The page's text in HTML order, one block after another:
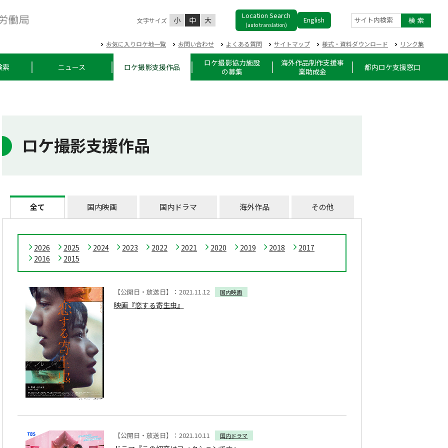
文字サイズ 小 中 大 Location Search
(auto translation)
English サイト内検索
お気に入りロケ地一覧 お問い合わせ よくある質問 サイトマップ 様式・資料ダウンロード リンク集
索 ニュース ロケ撮影支援作品
ロケ撮影協力施設
の募集
海外作品制作支援事
業助成金
都内ロケ支援窓口
ロケ撮影支援作品
全て 国内映画 国内ドラマ 海外作品 その他
2026 2025 2024 2023 2022 2021 2020 2019 2018
2017
2016
2015
【公開日・放送日】：2021.11.12 国内映画
映画『恋する寄生虫』
【公開日・放送日】：2021.10.11 国内ドラマ